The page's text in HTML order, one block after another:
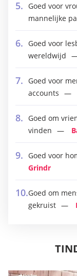
Goed voor
mannelijke
Goed voor
wereldwijd
Goed voor
accounts
Goed om
vinden
Goed voor
Grindr
Goed om
gekruist